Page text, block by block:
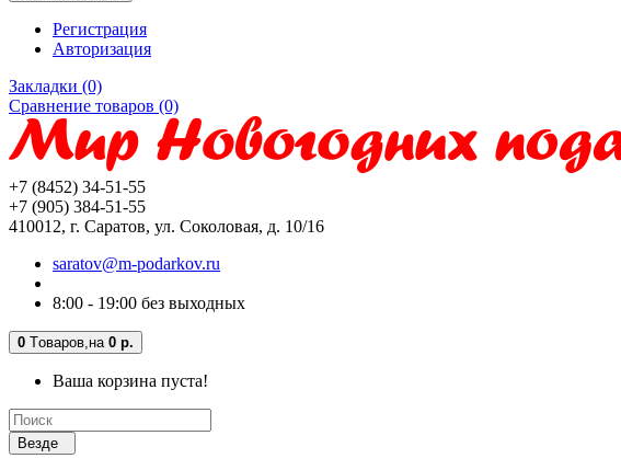
Регистрация
Авторизация
Закладки (0)
Сравнение товаров (0)
+7 (8452) 34-51-55
+7 (905) 384-51-55
410012, г. Саратов, ул. Соколовая, д. 10/16
saratov@m-podarkov.ru
8:00 - 19:00 без выходных
0 Tоваров, на 0 р.
Ваша корзина пуста!
Везде